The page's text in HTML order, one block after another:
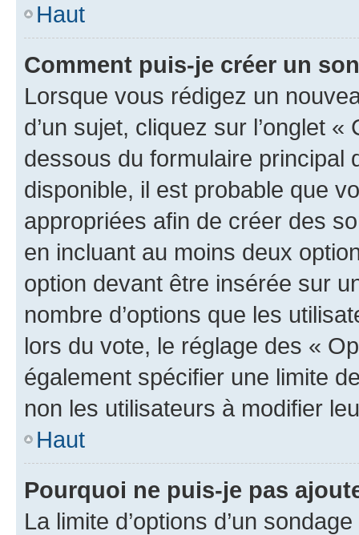
Haut
Comment puis-je créer un
Lorsque vous rédigez un
d’un sujet, cliquez sur l’onglet
dessous du formulaire principal
disponible, il est probable que
appropriées afin de créer des
en incluant au moins deux
option devant être insérée sur
nombre d’options que les
lors du vote, le réglage des «
également spécifier une limite
non les utilisateurs à modifier
Haut
Pourquoi ne puis-je pas
La limite d’options d’un